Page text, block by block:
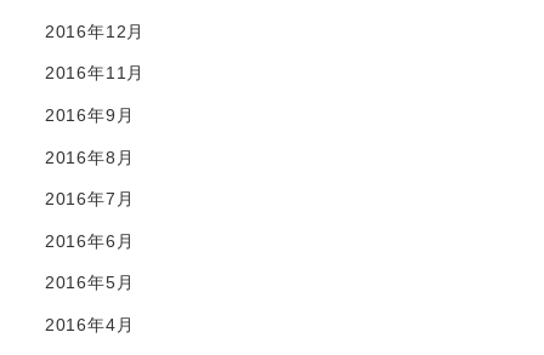
2016年12月
2016年11月
2016年9月
2016年8月
2016年7月
2016年6月
2016年5月
2016年4月